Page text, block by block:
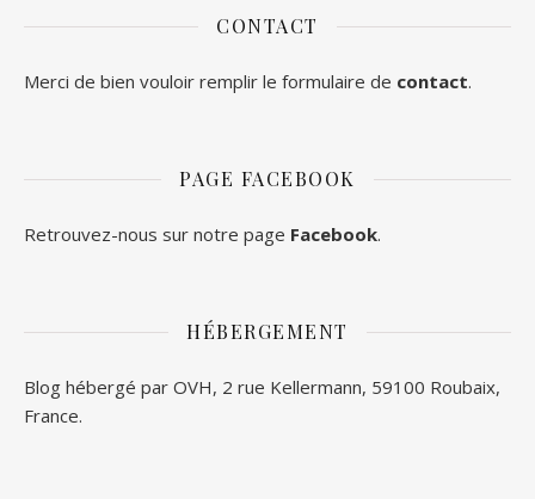
CONTACT
Merci de bien vouloir remplir le formulaire de contact.
PAGE FACEBOOK
Retrouvez-nous sur notre page Facebook.
HÉBERGEMENT
Blog hébergé par OVH, 2 rue Kellermann, 59100 Roubaix,
France.